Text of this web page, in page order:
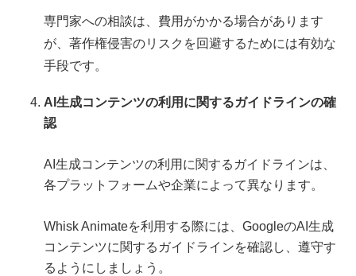
専門家への相談は、費用がかかる場合があります
が、著作権侵害のリスクを回避するためには有効な
手段です。
AI生成コンテンツの利用に関するガイドラインの確
認
AI生成コンテンツの利用に関するガイドラインは、
各プラットフォームや企業によって異なります。
Whisk Animateを利用する際には、GoogleのAI生成
コンテンツに関するガイドラインを確認し、遵守す
るようにしましょう。